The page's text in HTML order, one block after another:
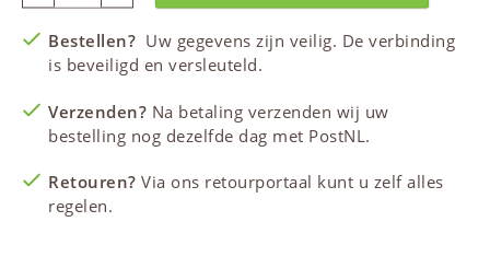
Bestellen? Uw gegevens zijn veilig. De verbinding
is beveiligd en versleuteld.
Verzenden? Na betaling verzenden wij uw
bestelling nog dezelfde dag met PostNL.
Retouren? Via ons retourportaal kunt u zelf alles
regelen.